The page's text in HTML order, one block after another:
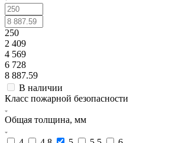
250
2 409
4 569
6 728
8 887.59
В наличии
Класс пожарной безопасности
Общая толщина, мм